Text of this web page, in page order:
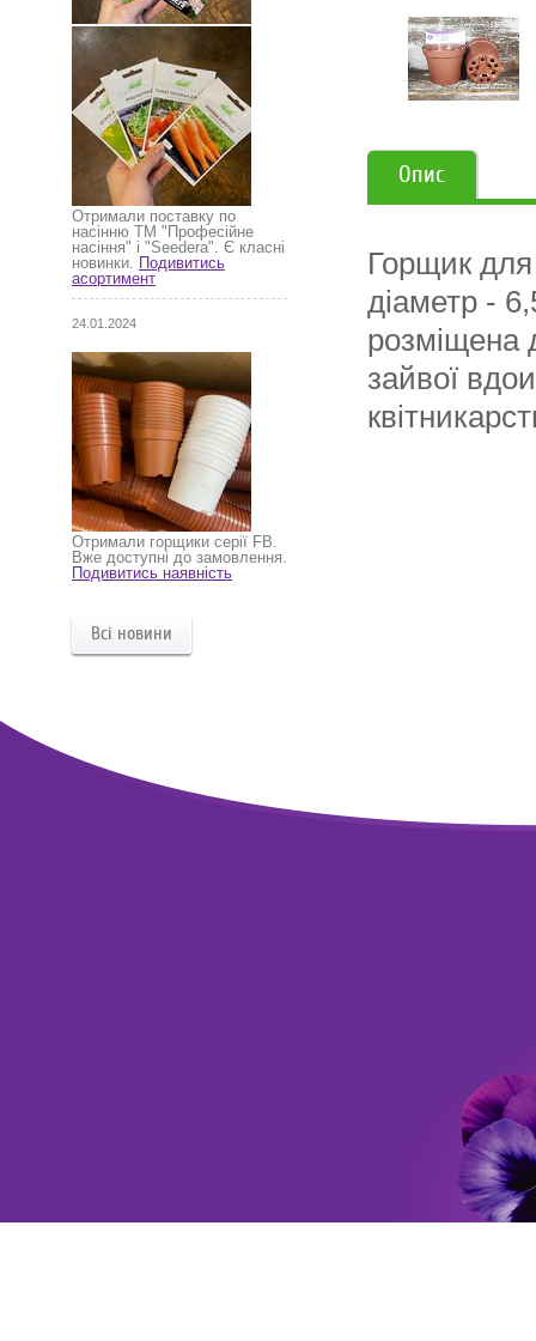
Отримали поставку по
насінню ТМ "Професійне
насіння" і "Seedera". Є класні
новинки. Подивитись
асортимент
24.01.2024
Отримали горщики серії FB.
Вже доступні до замовлення.
Подивитись наявність
Всі новини
Опис
Горщик
діаметр -
розміщена
зайвої